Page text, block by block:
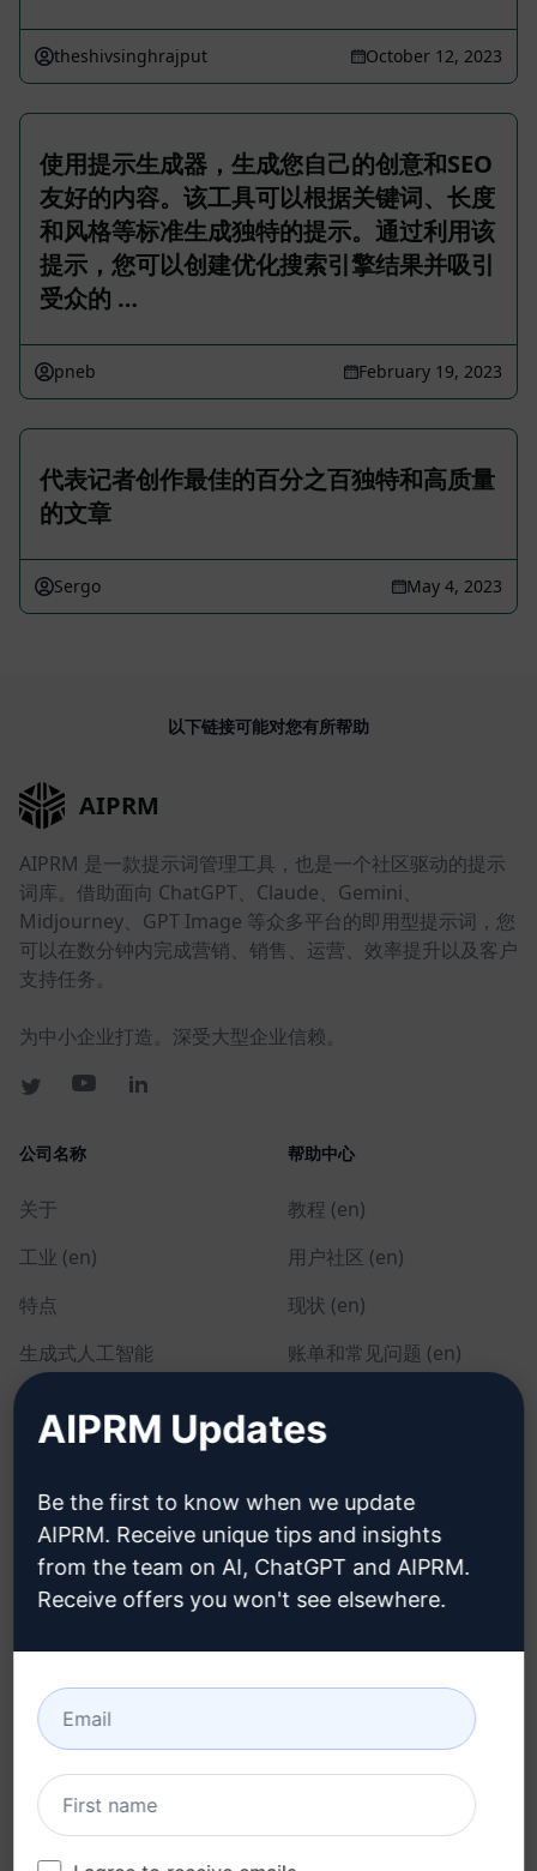
theshivsinghrajput October 12, 2023
使用提示生成器，生成您自己的创意和SEO
友好的内容。该工具可以根据关键词、长度
和风格等标准生成独特的提示。通过利用该
提示，您可以创建优化搜索引擎结果并吸引
受众的 …
pneb February 19, 2023
代表记者创作最佳的百分之百独特和高质量
的文章
Sergo May 4, 2023
以下链接可能对您有所帮助
AIPRM
AIPRM 是一款提示词管理工具，也是一个社区驱动的提示
词库。借助面向 ChatGPT、Claude、Gemini、
Midjourney、GPT Image 等众多平台的即用型提示词，您
可以在数分钟内完成营销、销售、运营、效率提升以及客户
支持任务。
为中小企业打造。深受大型企业信赖。
公司名称
关于
工业 (en)
特点
生成式人工智能
团队定价 (en)
Blog (en)
帮助中心
教程 (en)
用户社区 (en)
现状 (en)
账单和常见问题 (en)
法律
可接受使用政策 (en)
使用条款 (en)
浏览器扩展术语 (en)
账单条款 (en)
下载
谷歌浏览器 (en)
AIPRM Updates
Be the first to know when we update
AIPRM. Receive unique tips and insights
from the team on AI, ChatGPT and AIPRM.
Receive offers you won't see elsewhere.